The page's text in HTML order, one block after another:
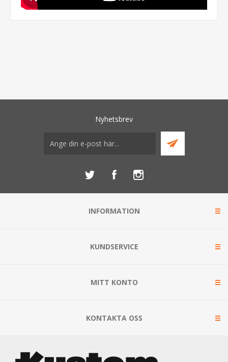
Nyhetsbrev
INFORMATION
KUNDSERVICE
MITT KONTO
KONTAKTA OSS